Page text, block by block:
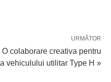
URMĂTOR
colaborare creativa pentru
vehiculului utilitar Type H »